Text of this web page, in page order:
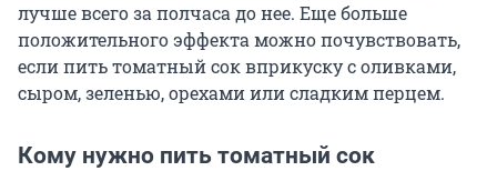
лучше всего за полчаса до нее. Еще больше
положительного эффекта можно почувствовать,
если пить томатный сок вприкуску с оливками,
сыром, зеленью, орехами или сладким перцем.
Кому нужно пить томатный сок